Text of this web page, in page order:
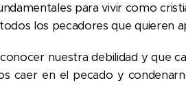
para vivir como
los pecadores que quieren
nuestra debilidad y que
caer en el pecado y